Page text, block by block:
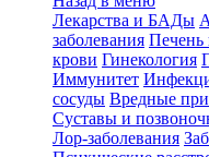
Лекарства и БАДы
заболевания Печень
крови Гинекология
Иммунитет
сосуды Вредные
Суставы и
Лор-заболевания